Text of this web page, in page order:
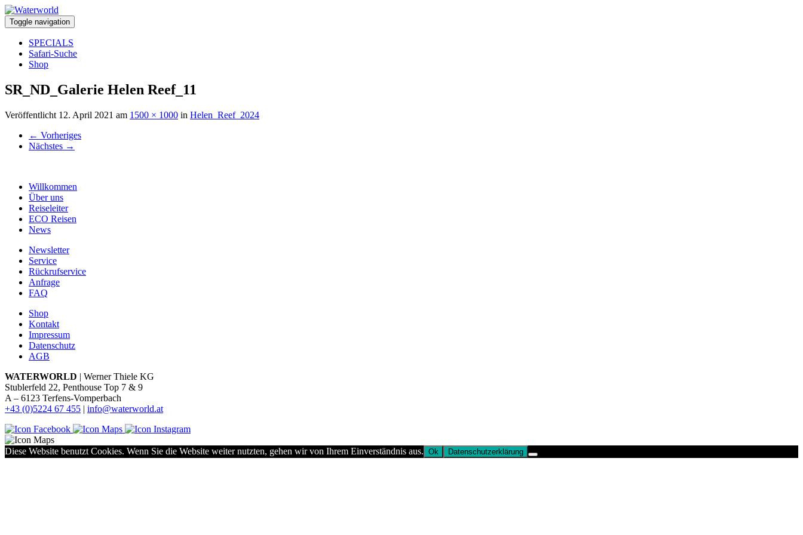
Toggle navigation
SPECIALS
Safari-Suche
Shop
SR_ND_Galerie Helen Reef_11
Veröffentlicht 12. April 2021 am 1500 × 1000 in Helen_Reef_2024
← Vorheriges
Nächstes →
Willkommen
Über uns
Reiseleiter
ECO Reisen
News
Newsletter
Service
Rückrufservice
Anfrage
FAQ
Shop
Kontakt
Impressum
Datenschutz
AGB
WATERWORLD | Werner Thiele KG
Stublerfeld 22, Penthouse Top 7 & 9
A – 6123 Terfens-Vomperbach
+43 (0)5224 67 455 | info@waterworld.at
Diese Website benutzt Cookies. Wenn Sie die Website weiter nutzten, gehen wir von Ihrem Einverständnis aus. Ok Datenschutzerklärung